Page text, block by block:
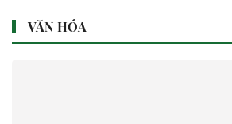
VĂN HÓA